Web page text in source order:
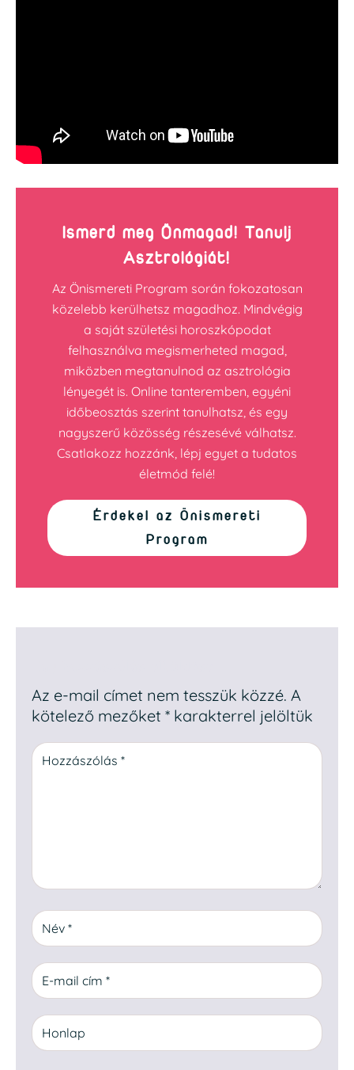
Ismerd meg Önmagad! Tanulj
Asztrológiát!
Az Önismereti Program során fokozatosan
közelebb kerülhetsz magadhoz. Mindvégig
a saját születési horoszkópodat
felhasználva megismerheted magad,
miközben megtanulnod az asztrológia
lényegét is. Online tanteremben, egyéni
időbeosztás szerint tanulhatsz, és egy
nagyszerű közösség részesévé válhatsz.
Csatlakozz hozzánk, lépj egyet a tudatos
életmód felé!
Érdekel az Önismereti
Program
Az e-mail címet nem tesszük közzé. A
kötelező mezőket * karakterrel jelöltük